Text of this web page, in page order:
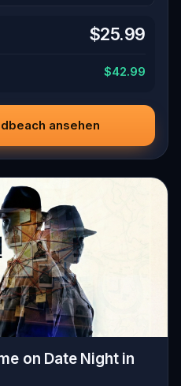
$25.99
$42.99
ansehen
on Date Night in